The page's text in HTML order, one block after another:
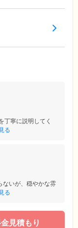
丁寧に説明してく
る
ないが、穏やかな雰
る
見積もり